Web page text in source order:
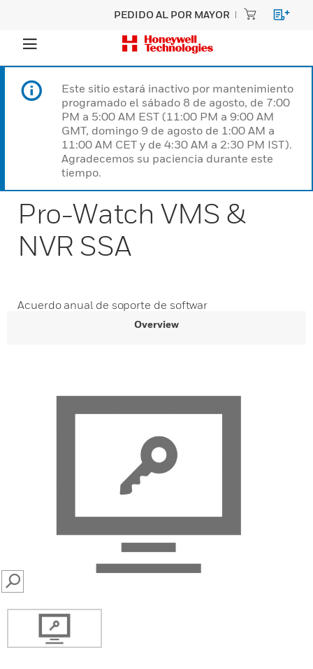
PEDIDO AL POR MAYOR
Este sitio estará inactivo por mantenimiento
programado el sábado 8 de agosto, de 7:00
PM a 5:00 AM EST (11:00 PM a 9:00 AM
GMT, domingo 9 de agosto de 1:00 AM a
11:00 AM CET y de 4:30 AM a 2:30 PM IST).
Agradecemos su paciencia durante este
tiempo.
Pro-Watch VMS &
NVR SSA
Acuerdo anual de soporte de softwar
Overview
SEARCH